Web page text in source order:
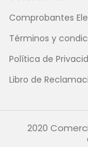
Comprobantes
Términos y
Política de
Libro de
2020